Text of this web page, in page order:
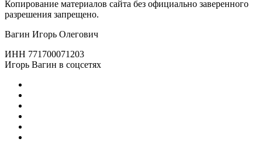
Копирование материалов сайта без официально заверенного
разрешения запрещено.
Вагин Игорь Олегович
ИНН 771700071203
Игорь Вагин в соцсетях